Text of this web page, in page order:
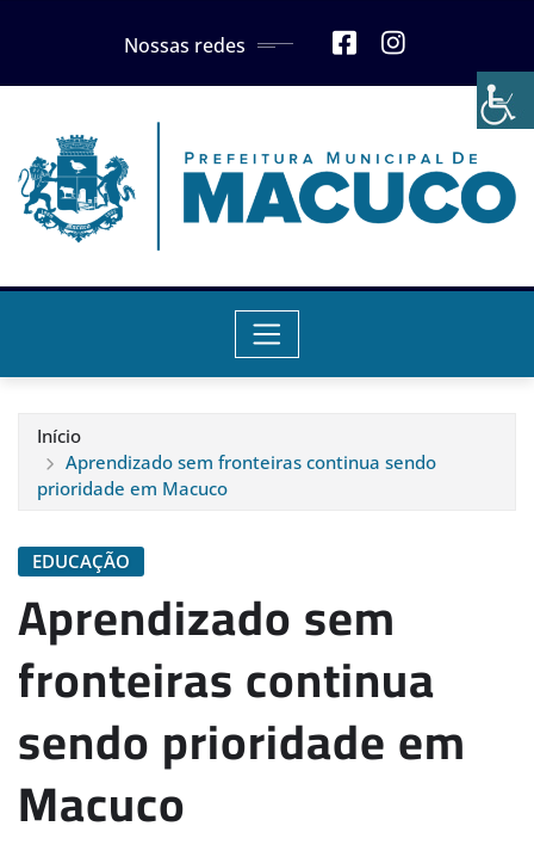
Nossas redes
Início
Aprendizado sem fronteiras continua sendo
prioridade em Macuco
EDUCAÇÃO
Aprendizado sem
fronteiras continua
sendo prioridade em
Macuco